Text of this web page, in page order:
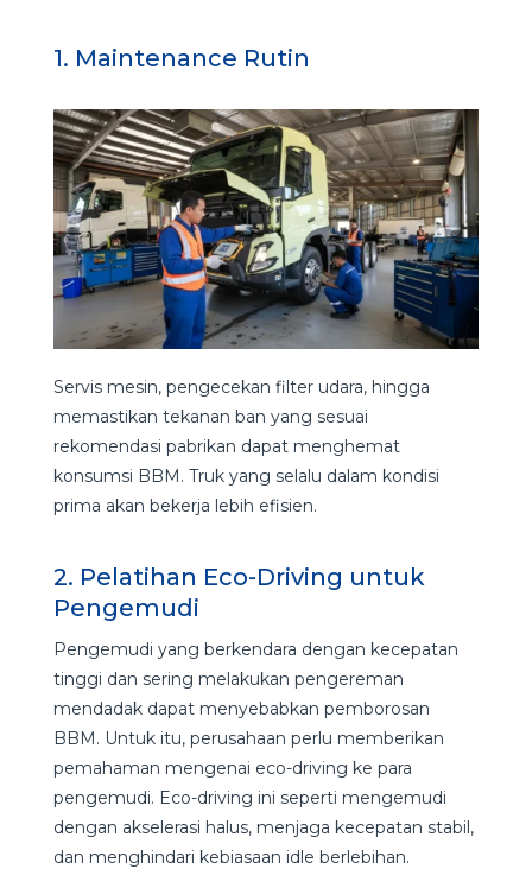
1. Maintenance Rutin
Servis mesin, pengecekan filter udara, hingga
memastikan tekanan ban yang sesuai
rekomendasi pabrikan dapat menghemat
konsumsi BBM. Truk yang selalu dalam kondisi
prima akan bekerja lebih efisien.
2. Pelatihan Eco-Driving untuk
Pengemudi
Pengemudi yang berkendara dengan kecepatan
tinggi dan sering melakukan pengereman
mendadak dapat menyebabkan pemborosan
BBM. Untuk itu, perusahaan perlu memberikan
pemahaman mengenai eco-driving ke para
pengemudi. Eco-driving ini seperti mengemudi
dengan akselerasi halus, menjaga kecepatan stabil,
dan menghindari kebiasaan idle berlebihan.